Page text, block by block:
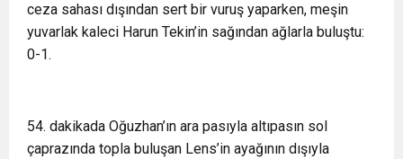
ceza sahası dışından sert bir vuruş yaparken, meşin
yuvarlak kaleci Harun Tekin’in sağından ağlarla buluştu:
0-1.
54. dakikada Oğuzhan’ın ara pasıyla altıpasın sol
çaprazında topla buluşan Lens’in ayağının dışıyla